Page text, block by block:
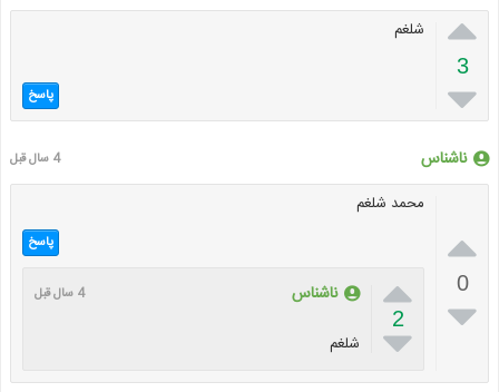

3

شلغم
پاسخ
ناشناس 4 سال قبل

0

محمد شلغم
پاسخ

2

ناشناس 4 سال قبل
شلغم